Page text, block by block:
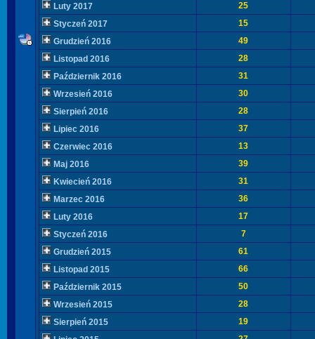
Luty 2017
25
Styczeń 2017
15
Grudzień 2016
49
Listopad 2016
28
Październik 2016
31
Wrzesień 2016
30
Sierpień 2016
28
Lipiec 2016
37
Czerwiec 2016
13
Maj 2016
39
Kwiecień 2016
31
Marzec 2016
36
Luty 2016
17
Styczeń 2016
7
Grudzień 2015
61
Listopad 2015
66
Październik 2015
50
Wrzesień 2015
28
Sierpień 2015
19